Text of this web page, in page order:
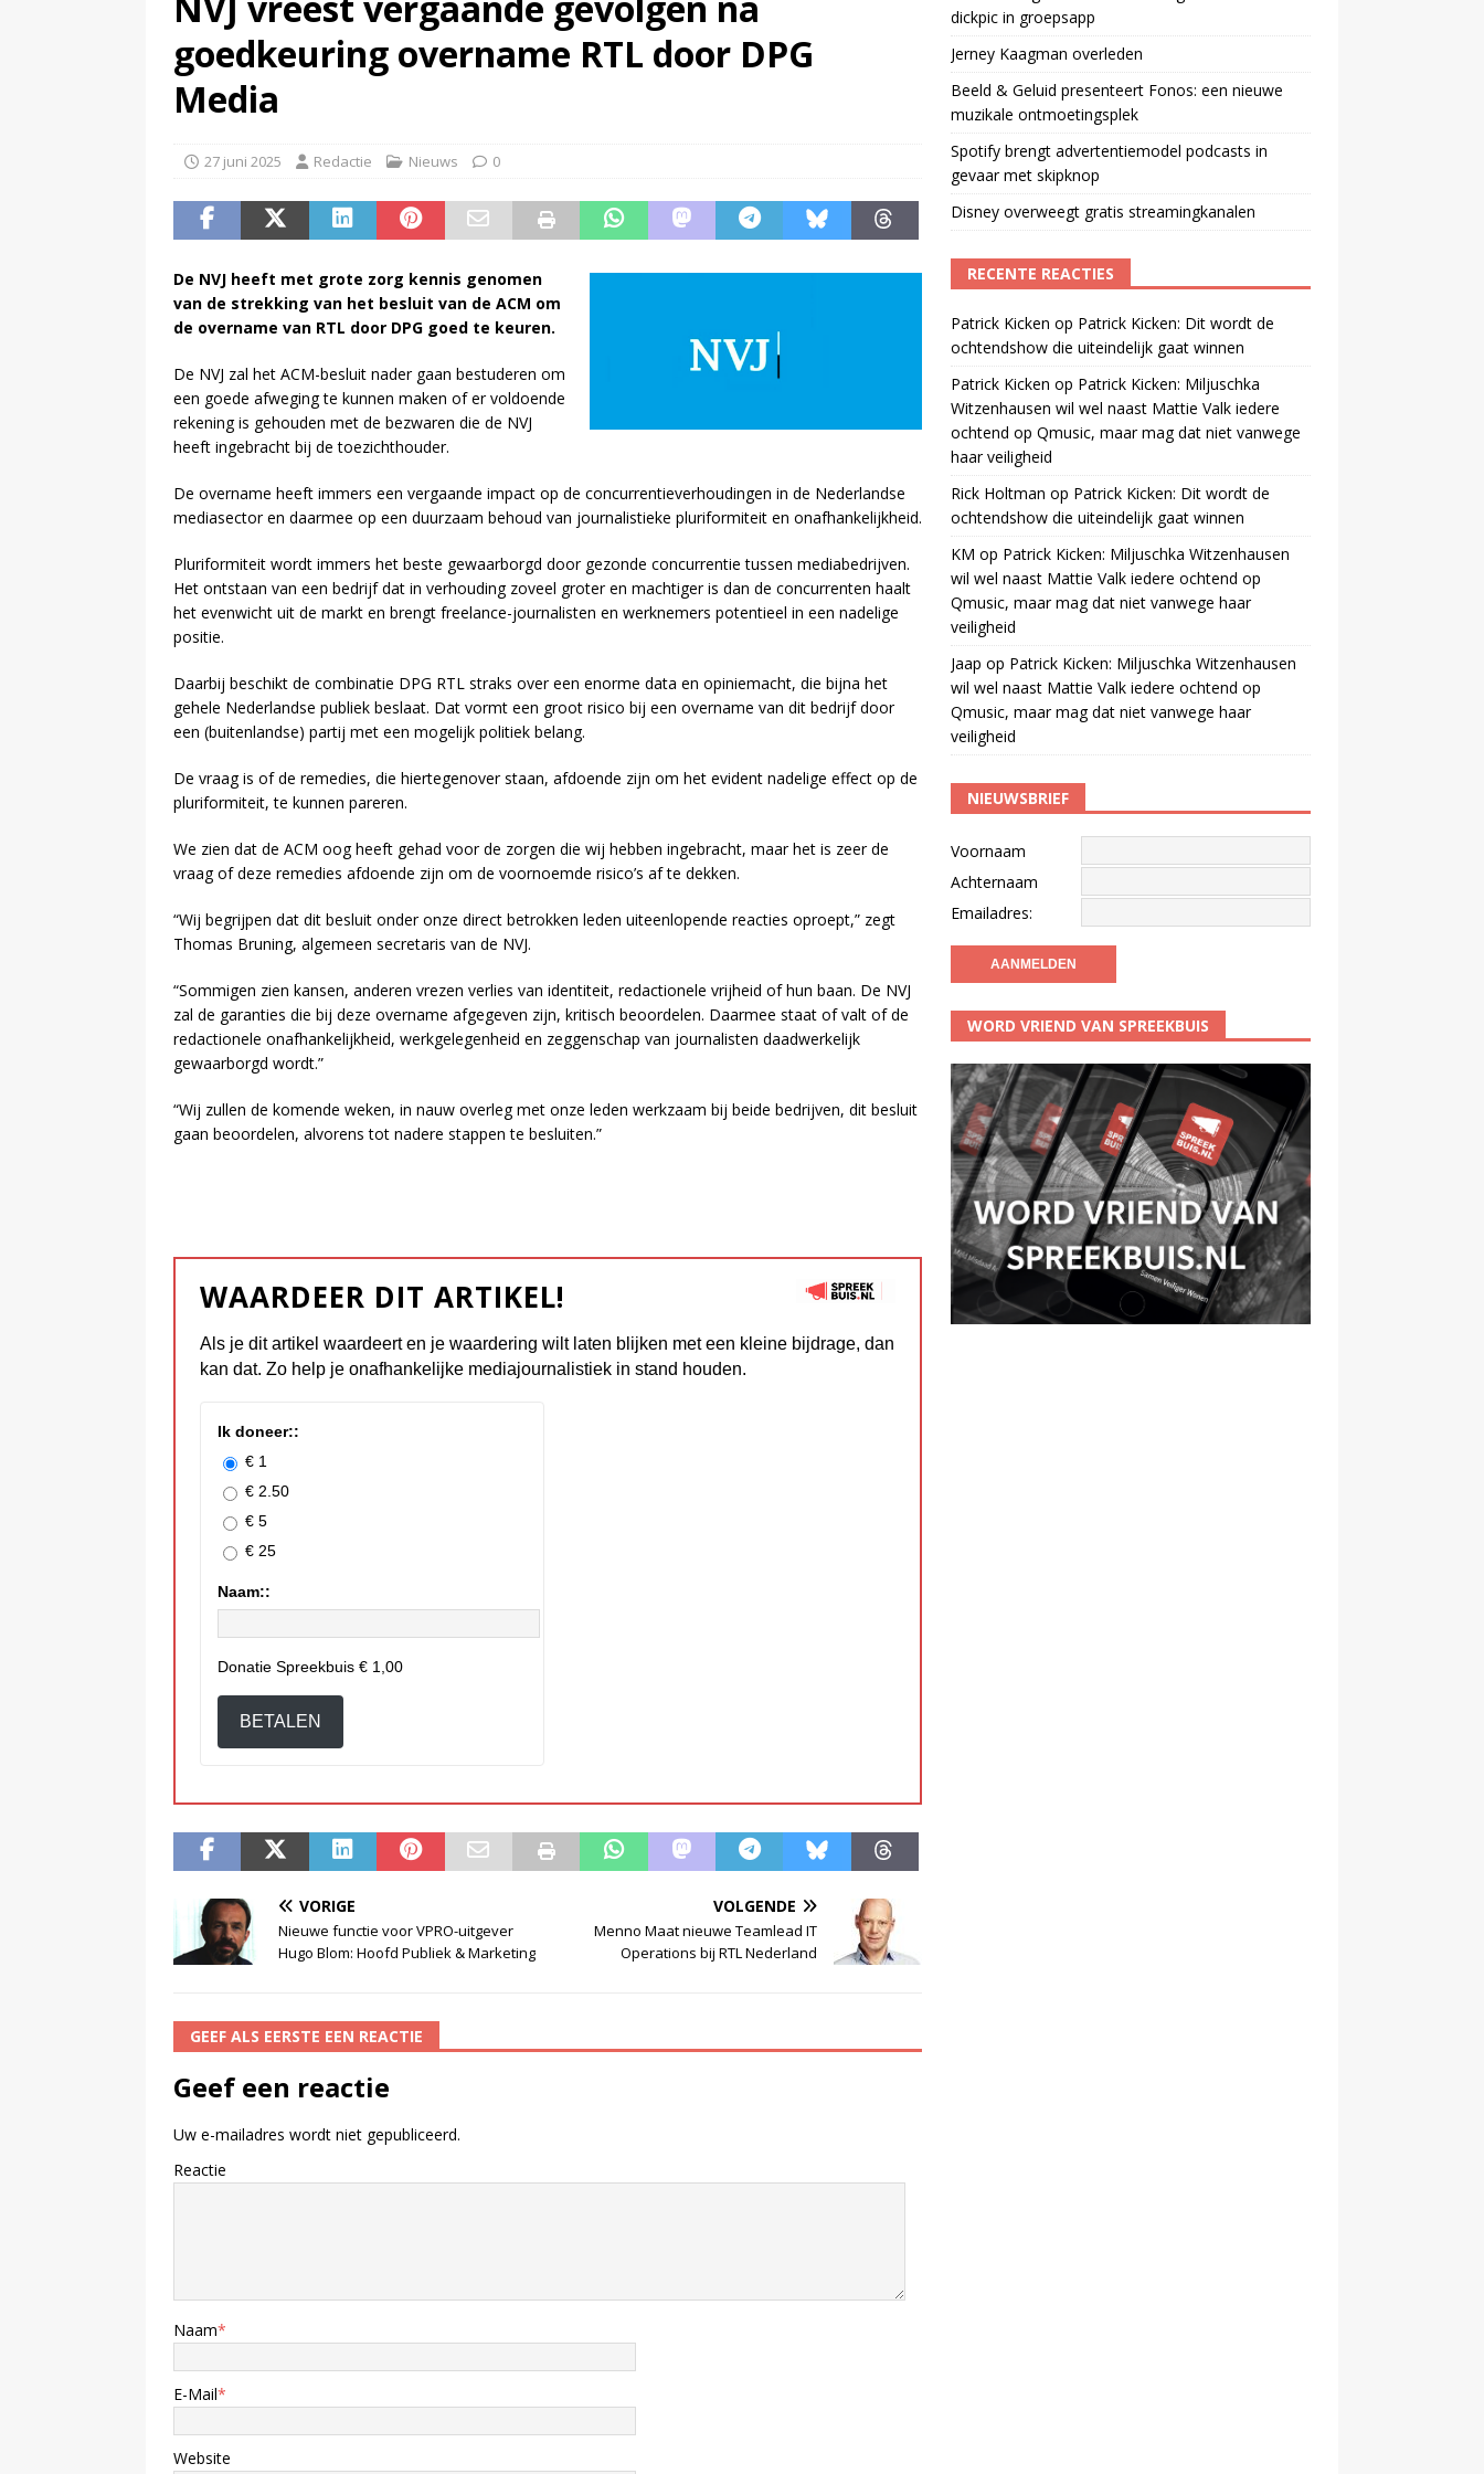
NPO-manager Menno de Boer geschorst na dickpic in groepsapp
goedkeuring overname RTL door DPG
Media
27 juni 2025 Redactie Nieuws 0
De NVJ heeft met grote zorg kennis genomen
van de strekking van het besluit van de ACM om
de overname van RTL door DPG goed te keuren.
De NVJ zal het ACM-besluit nader gaan bestuderen om
een goede afweging te kunnen maken of er voldoende
rekening is gehouden met de bezwaren die de NVJ
heeft ingebracht bij de toezichthouder.
De overname heeft immers een vergaande impact op de concurrentieverhoudingen in de Nederlandse
mediasector en daarmee op een duurzaam behoud van journalistieke pluriformiteit en onafhankelijkheid.
Pluriformiteit wordt immers het beste gewaarborgd door gezonde concurrentie tussen mediabedrijven.
Het ontstaan van een bedrijf dat in verhouding zoveel groter en machtiger is dan de concurrenten haalt
het evenwicht uit de markt en brengt freelance-journalisten en werknemers potentieel in een nadelige
positie.
Daarbij beschikt de combinatie DPG RTL straks over een enorme data en opiniemacht, die bijna het
gehele Nederlandse publiek beslaat. Dat vormt een groot risico bij een overname van dit bedrijf door
een (buitenlandse) partij met een mogelijk politiek belang.
De vraag is of de remedies, die hiertegenover staan, afdoende zijn om het evident nadelige effect op de
pluriformiteit, te kunnen pareren.
We zien dat de ACM oog heeft gehad voor de zorgen die wij hebben ingebracht, maar het is zeer de
vraag of deze remedies afdoende zijn om de voornoemde risico’s af te dekken.
“Wij begrijpen dat dit besluit onder onze direct betrokken leden uiteenlopende reacties oproept,” zegt
Thomas Bruning, algemeen secretaris van de NVJ.
“Sommigen zien kansen, anderen vrezen verlies van identiteit, redactionele vrijheid of hun baan. De NVJ
zal de garanties die bij deze overname afgegeven zijn, kritisch beoordelen. Daarmee staat of valt of de
redactionele onafhankelijkheid, werkgelegenheid en zeggenschap van journalisten daadwerkelijk
gewaarborgd wordt.”
“Wij zullen de komende weken, in nauw overleg met onze leden werkzaam bij beide bedrijven, dit besluit
gaan beoordelen, alvorens tot nadere stappen te besluiten.”
WAARDEER DIT ARTIKEL!
Als je dit artikel waardeert en je waardering wilt laten blijken met een kleine bijdrage, dan
kan dat. Zo help je onafhankelijke mediajournalistiek in stand houden.
Ik doneer::
€ 1
€ 2.50
€ 5
€ 25
Naam::
Donatie Spreekbuis € 1,00
BETALEN
VORIGE
Nieuwe functie voor VPRO-uitgever
Hugo Blom: Hoofd Publiek & Marketing
VOLGENDE
Menno Maat nieuwe Teamlead IT
Operations bij RTL Nederland
GEEF ALS EERSTE EEN REACTIE
Geef een reactie
Uw e-mailadres wordt niet gepubliceerd.
Reactie
Naam*
E-Mail*
Website
dickpic in groepsapp
Jerney Kaagman overleden
Beeld & Geluid presenteert Fonos: een nieuwe
muzikale ontmoetingsplek
Spotify brengt advertentiemodel podcasts in
gevaar met skipknop
Disney overweegt gratis streamingkanalen
RECENTE REACTIES
Patrick Kicken op Patrick Kicken: Dit wordt de
ochtendshow die uiteindelijk gaat winnen
Patrick Kicken op Patrick Kicken: Miljuschka
Witzenhausen wil wel naast Mattie Valk iedere
ochtend op Qmusic, maar mag dat niet vanwege
haar veiligheid
Rick Holtman op Patrick Kicken: Dit wordt de
ochtendshow die uiteindelijk gaat winnen
KM op Patrick Kicken: Miljuschka Witzenhausen
wil wel naast Mattie Valk iedere ochtend op
Qmusic, maar mag dat niet vanwege haar
veiligheid
Jaap op Patrick Kicken: Miljuschka Witzenhausen
wil wel naast Mattie Valk iedere ochtend op
Qmusic, maar mag dat niet vanwege haar
veiligheid
NIEUWSBRIEF
Voornaam
Achternaam
Emailadres:
WORD VRIEND VAN SPREEKBUIS